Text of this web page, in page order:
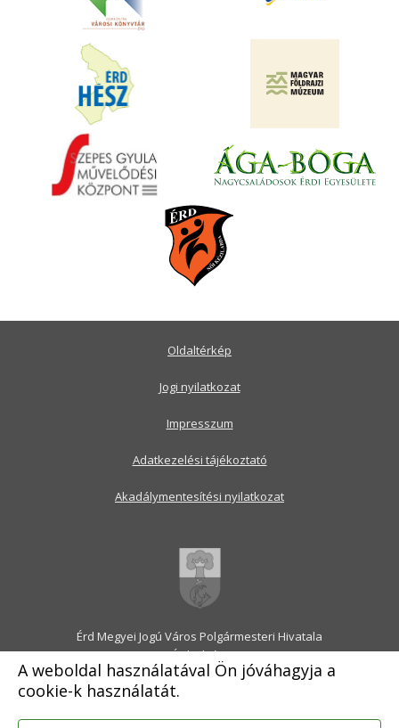
A weboldal használatával Ön jóváhagyja a
cookie-k használatát.
Érd Megyei Jogú Város Polgármesteri Hivatala
2030 Érd, Alsó utca 1.
Levélcím: 2031 Érd, Pf.: 31
E-mail:onkormanyzat@erd.hu
Telefonközpont:06-23-522-300
Oldaltérkép
Jogi nyilatkozat
Impresszum
Adatkezelési tájékoztató
Akadálymentesítési nyilatkozat